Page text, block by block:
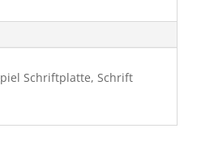
Schriftplatte, Schrift